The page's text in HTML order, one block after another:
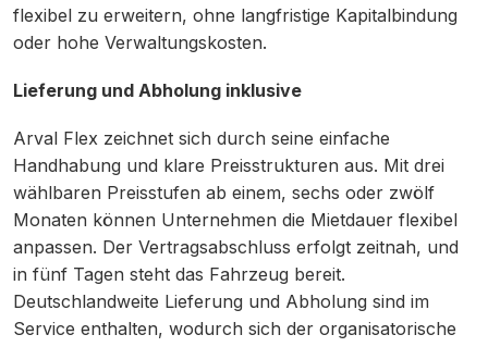
flexibel zu erweitern, ohne langfristige Kapitalbindung
oder hohe Verwaltungskosten.
Lieferung und Abholung inklusive
Arval Flex zeichnet sich durch seine einfache
Handhabung und klare Preisstrukturen aus. Mit drei
wählbaren Preisstufen ab einem, sechs oder zwölf
Monaten können Unternehmen die Mietdauer flexibel
anpassen. Der Vertragsabschluss erfolgt zeitnah, und
in fünf Tagen steht das Fahrzeug bereit.
Deutschlandweite Lieferung und Abholung sind im
Service enthalten, wodurch sich der organisatorische